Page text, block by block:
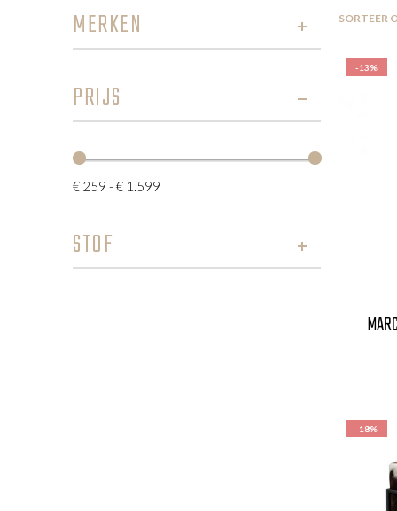
SORTEER
-13%
-18%
MERKEN
PRIJS
€ 259 - € 1.599
STOF